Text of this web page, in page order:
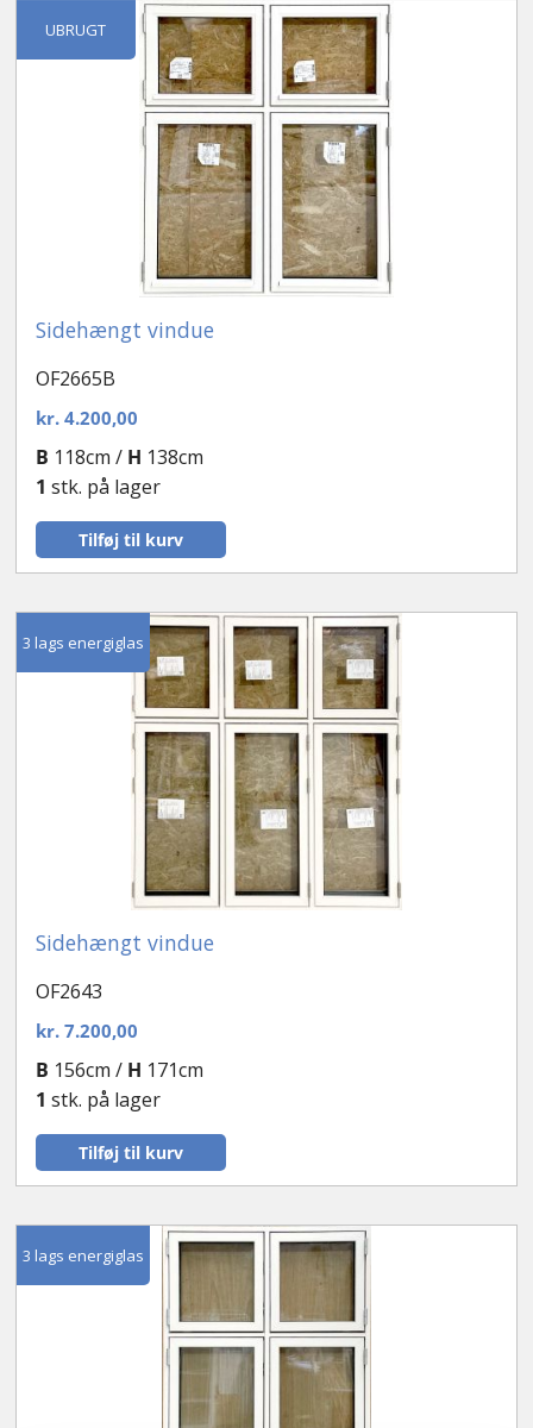
UBRUGT
Sidehængt vindue
OF2665B
kr.4.200,00
Tilføj til kurv
B 118cm / H 138cm
1 stk. på lager
3 lags energiglas
Sidehængt vindue
OF2643
kr.7.200,00
Tilføj til kurv
B 156cm / H 171cm
1 stk. på lager
3 lags energiglas